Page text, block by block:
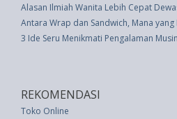
Alasan Ilmiah Wanita Lebih Cepat
Antara Wrap dan Sandwich, Mana yang
3 Ide Seru Menikmati Pengalaman
REKOMENDASI
Toko Online